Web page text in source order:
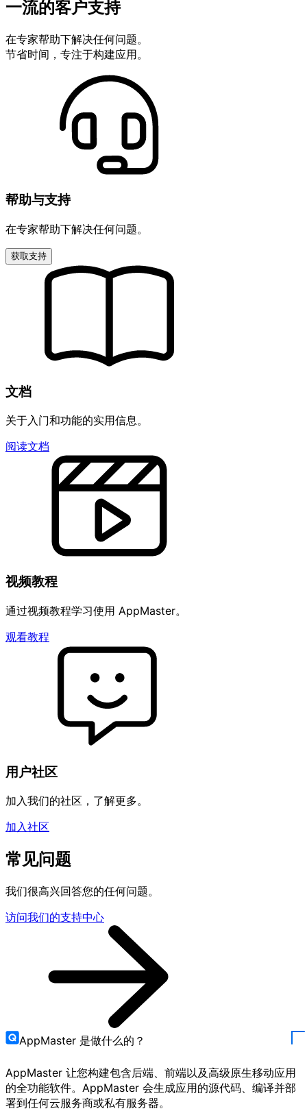
一流的客户支持
在专家帮助下解决任何问题。
节省时间，专注于构建应用。
帮助与支持
在专家帮助下解决任何问题。
获取支持
文档
关于入门和功能的实用信息。
阅读文档
视频教程
通过视频教程学习使用 AppMaster。
观看教程
用户社区
加入我们的社区，了解更多。
加入社区
常见问题
我们很高兴回答您的任何问题。
访问我们的支持中心
AppMaster 是做什么的？
AppMaster 让您构建包含后端、前端以及高级原生移动应用
的全功能软件。AppMaster 会生成应用的源代码、编译并部
署到任何云服务商或私有服务器。